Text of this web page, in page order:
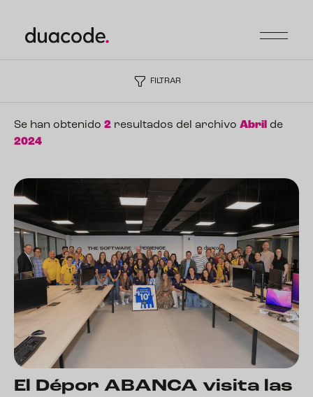
FILTRAR
Se han obtenido 2 resultados del archivo Abril de
2024
El Dépor ABANCA visita las